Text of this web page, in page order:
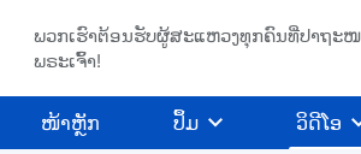
ພວກເຮົາຕ້ອນຮັບຜູ້ສະແຫວງທຸກຄົນທີ່ປາຖະ
ພຣະເຈົ້າ!
​ໜ້າຫຼັກ ປຶ້ມ ວິ​ດີ​ໂອ